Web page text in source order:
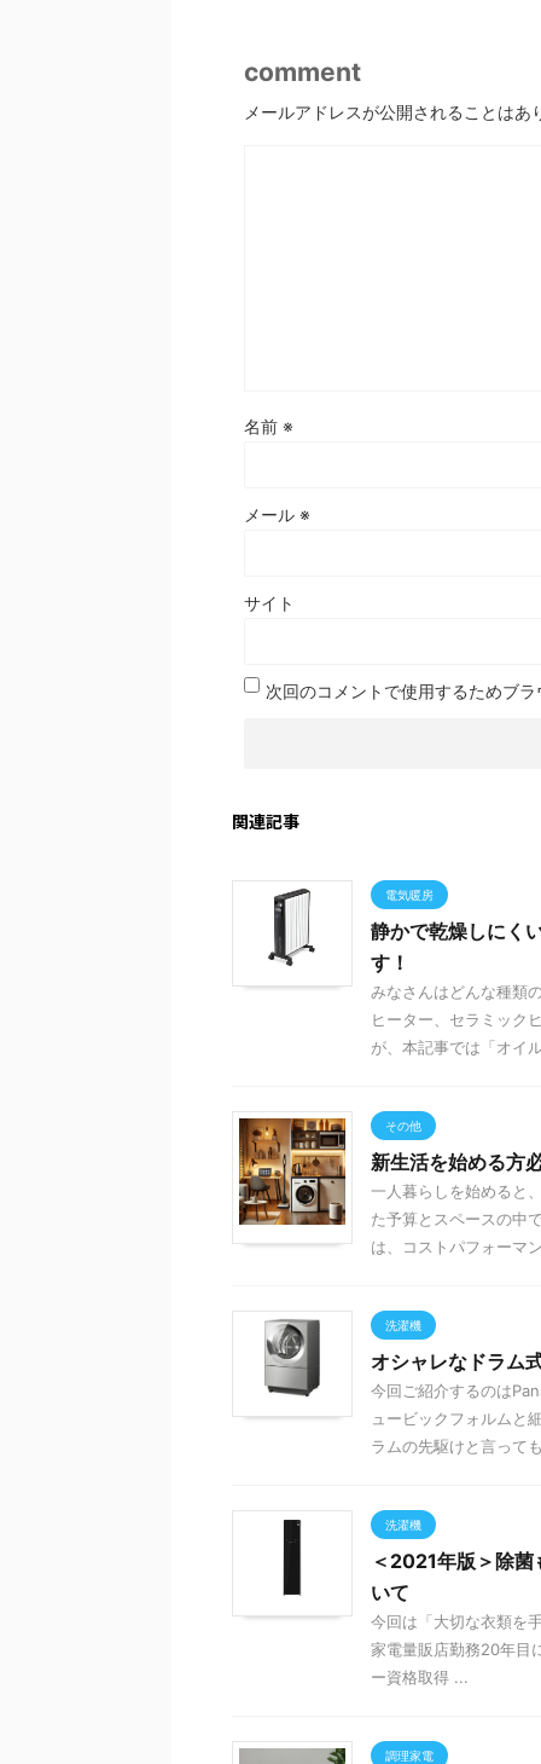
comment
メールアドレスが公開されることはあ
名前 ※
メール ※
サイト
次回のコメントで使用するためブ
関連記事
電気暖房
静かで乾燥しにく
す！
みなさんはどんな種類
ヒーター、セラミック
が、本記事では「オイ
その他
新生活を始める方
一人暮らしを始めると
た予算とスペースの中
は、コストパフォーマ
洗濯機
オシャレなドラム
今回ご紹介するのは
ュービックフォルムと
ラムの先駆けと言って
洗濯機
＜2021年版＞除
いて
今回は「大切な衣類を
家電量販店勤務20年目
ー資格取得 ...
調理家電